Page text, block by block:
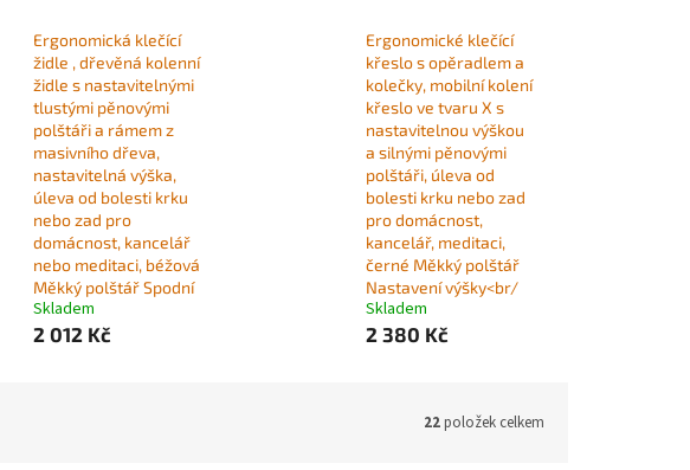
Ergonomická klečící
židle , dřevěná kolenní
židle s nastavitelnými
tlustými pěnovými
polštáři a rámem z
masivního dřeva,
nastavitelná výška,
úleva od bolesti krku
nebo zad pro
domácnost, kancelář
nebo meditaci, béžová
Měkký polštář Spodní
Skladem
2 012 Kč
Ergonomické klečící
křeslo s opěradlem a
kolečky, mobilní kolení
křeslo ve tvaru X s
nastavitelnou výškou
a silnými pěnovými
polštáři, úleva od
bolesti krku nebo zad
pro domácnost,
kancelář, meditaci,
černé Měkký polštář
Nastavení výšky<br/
Skladem
2 380 Kč
22položek celkem